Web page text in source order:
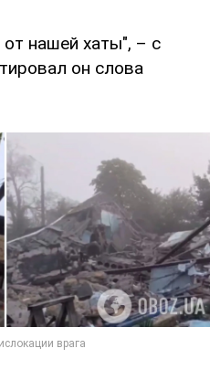
от нашей хаты", – с
он слова